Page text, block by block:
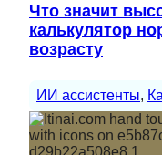
Что значит
калькулятор
возрасту
ИИ ассистенты,